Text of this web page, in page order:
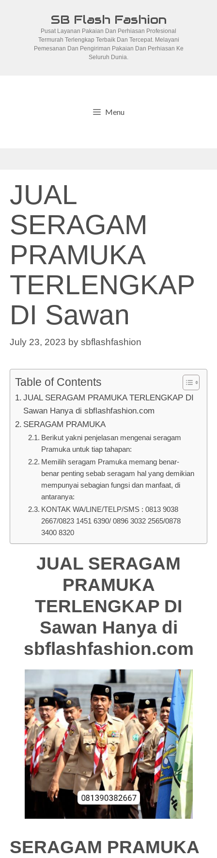
SB Flash Fashion
Pusat Layanan Pakaian Dan Perhiasan Profesional
Termurah Terlengkap Terbaik Dan Tercepat. Melayani
Pemesanan Dan Pengiriman Pakaian Dan Perhiasan Ke
Seluruh Dunia.
Menu
JUAL
SERAGAM
PRAMUKA
TERLENGKAP
DI Sawan
July 23, 2023 by sbflashfashion
Table of Contents
JUAL SERAGAM PRAMUKA TERLENGKAP DI
Sawan Hanya di sbflashfashion.com
SERAGAM PRAMUKA
Berikut yakni penjelasan mengenai seragam
Pramuka untuk tiap tahapan:
Memilih seragam Pramuka memang benar-
benar penting sebab seragam hal yang demikian
mempunyai sebagian fungsi dan manfaat, di
antaranya:
KONTAK WA/LINE/TELP/SMS : 0813 9038
2667/0823 1451 6390/ 0896 3032 2565/0878
3400 8320
JUAL SERAGAM
PRAMUKA
TERLENGKAP DI
Sawan Hanya di
sbflashfashion.com
SERAGAM PRAMUKA